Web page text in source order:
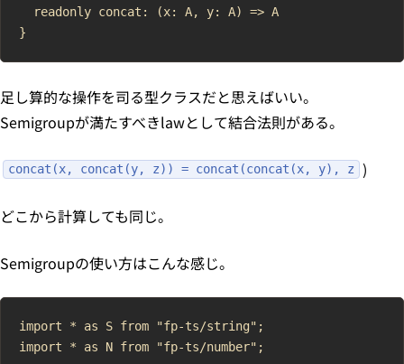
  readonly concat: (x: A, y: A) => A
足し算的な操作を司る型クラスだと思えばいい。
Semigroupが満たすべきlawとして結合法則がある。
concat(x, concat(y, z)) = concat(concat(x, y), z )
どこから計算しても同じ。
Semigroupの使い方はこんな感じ。
import * as S from "fp-ts/string";
import * as N from "fp-ts/number";